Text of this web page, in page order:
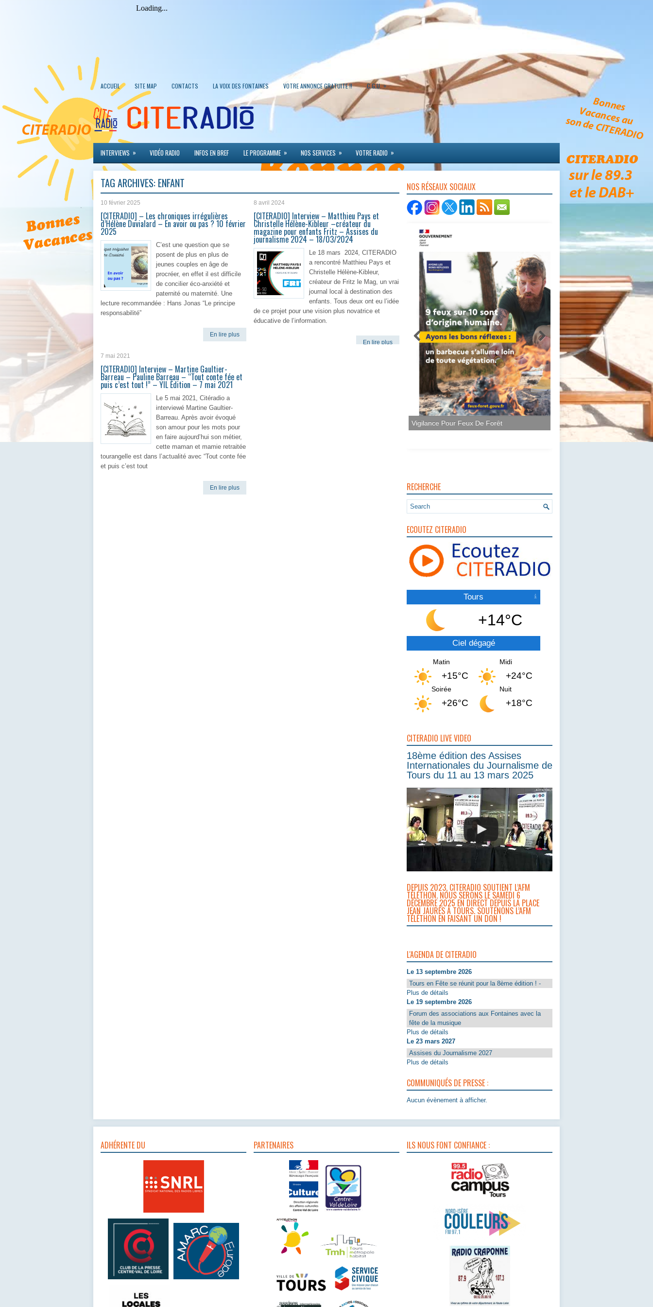
ACCUEIL SITE MAP CONTACTS LA VOIX DES FONTAINES VOTRE ANNONCE GRATUITE !! C.G.U. »
INTERVIEWS » VIDÉO RADIO INFOS EN BREF LE PROGRAMME » NOS SERVICES » VOTRE RADIO »
TAG ARCHIVES: ENFANT
10 février 2025
[CITERADIO] – Les chroniques irrégulières
d’Hélène Duvialard – En avoir ou pas ? 10 février
2025
C’est une question que se
posent de plus en plus de
jeunes couples en âge de
procréer, en effet il est difficile
de concilier éco-anxiété et
paternité ou maternité. Une
lecture recommandée : Hans Jonas “Le principe
responsabilité”
En lire plus
8 avril 2024
[CITERADIO] Interview – Matthieu Pays et
Christelle Hélène-Kibleur –créateur du
magazine pour enfants Fritz – Assises du
journalisme 2024 – 18/03/2024
Le 18 mars 2024, CITERADIO
a rencontré Matthieu Pays et
Christelle Hélène-Kibleur,
créateur de Fritz le Mag, un vrai
journal local à destination des
enfants. Tous deux ont eu l’idée
de ce projet pour une vision plus novatrice et
éducative de l’information.
En lire plus
7 mai 2021
[CITERADIO] Interview – Martine Gaultier-
Barreau – Pauline Barreau – “Tout conte fée et
puis c’est tout !” – YIL Édition – 7 mai 2021
Le 5 mai 2021, Citéradio a
interviewé Martine Gaultier-
Barreau. Après avoir évoqué
son amour pour les mots pour
en faire aujourd’hui son métier,
cette maman et mamie retraitée
tourangelle est dans l’actualité avec “Tout conte fée
et puis c’est tout
En lire plus
NOS RÉSEAUX SOCIAUX
Vigilance Pour Feux De Forêt
RECHERCHE
ECOUTEZ CITERADIO
Tours
+14°C
Ciel dégagé
Matin
+15°C
Midi
+24°C
Soirée
+26°C
Nuit
+18°C
CITERADIO LIVE VIDEO
18ème édition des Assises
Internationales du Journalisme de
Tours du 11 au 13 mars 2025
DEPUIS 2023, CITERADIO SOUTIENT L’AFM
TÉLÉTHON. NOUS SERONS LE SAMEDI 6
DÉCEMBRE 2025 EN DIRECT DEPUIS LA PLACE
JEAN JAURÈS À TOURS. SOUTENONS L’AFM
TÉLÉTHON EN FAISANT UN DON !
L'AGENDA DE CITERADIO
Le 13 septembre 2026
Tours en Fête se réunit pour la 8ème édition ! -
Plus de détails
Le 19 septembre 2026
Forum des associations aux Fontaines avec la
fête de la musique
Plus de détails
Le 23 mars 2027
Assises du Journalisme 2027
Plus de détails
COMMUNIQUÉS DE PRESSE :
Aucun évènement à afficher.
ADHÉRENTE DU PARTENAIRES ILS NOUS FONT CONFIANCE :